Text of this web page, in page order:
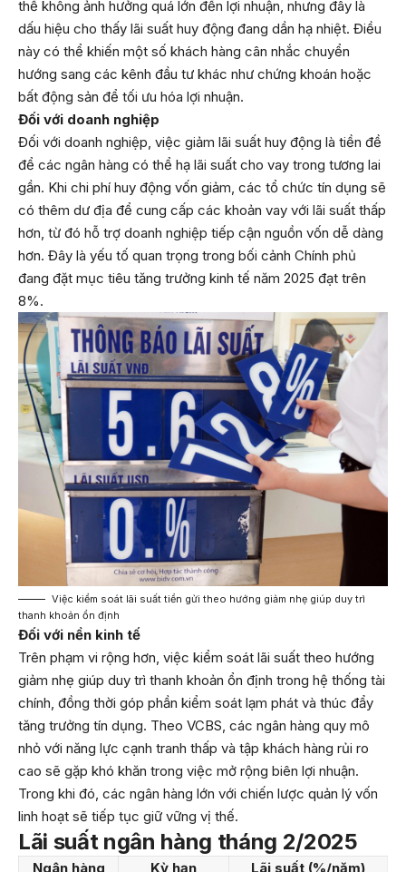
thể không ảnh hưởng quá lớn đến lợi nhuận, nhưng đây là
dấu hiệu cho thấy lãi suất huy động đang dần hạ nhiệt. Điều
này có thể khiến một số khách hàng cân nhắc chuyển
hướng sang các kênh đầu tư khác như chứng khoán hoặc
bất động sản để tối ưu hóa lợi nhuận.
Đối với doanh nghiệp
Đối với doanh nghiệp, việc giảm lãi suất huy động là tiền đề
để các ngân hàng có thể hạ lãi suất cho vay trong tương lai
gần. Khi chi phí huy động vốn giảm, các tổ chức tín dụng sẽ
có thêm dư địa để cung cấp các khoản vay với lãi suất thấp
hơn, từ đó hỗ trợ doanh nghiệp tiếp cận nguồn vốn dễ dàng
hơn. Đây là yếu tố quan trọng trong bối cảnh Chính phủ
đang đặt mục tiêu tăng trưởng kinh tế năm 2025 đạt trên
8%.
Việc kiểm soát lãi suất tiền gửi theo hướng giảm nhẹ giúp duy trì
thanh khoản ổn định
Đối với nền kinh tế
Trên phạm vi rộng hơn, việc kiểm soát lãi suất theo hướng
giảm nhẹ giúp duy trì thanh khoản ổn định trong hệ thống tài
chính, đồng thời góp phần kiểm soát lạm phát và thúc đẩy
tăng trưởng tín dụng. Theo VCBS, các ngân hàng quy mô
nhỏ với năng lực cạnh tranh thấp và tập khách hàng rủi ro
cao sẽ gặp khó khăn trong việc mở rộng biên lợi nhuận.
Trong khi đó, các ngân hàng lớn với chiến lược quản lý vốn
linh hoạt sẽ tiếp tục giữ vững vị thế.
Lãi suất ngân hàng tháng 2/2025
Ngân hàng Kỳ hạn
Lãi suất (%/năm)